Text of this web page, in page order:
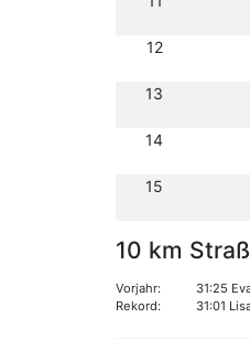
12
13
14
15
10 km
Vorjahr:
31:25
Rekord:
31:01